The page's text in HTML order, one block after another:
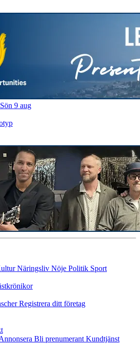
Sön 9 aug
Näringsliv Nöje Politik Sport
Registrera ditt företag
Bli prenumerant Kundtjänst